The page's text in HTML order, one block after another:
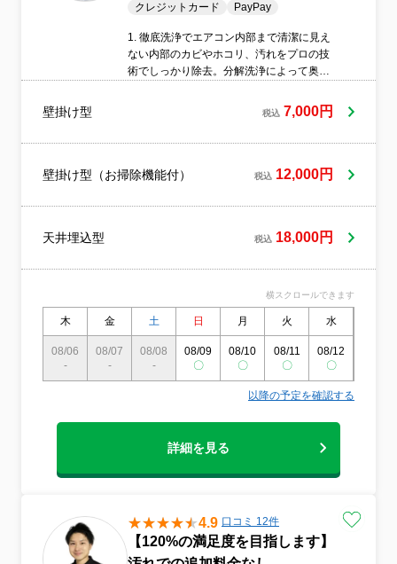
クレジットカード
PayPay
1. 徹底洗浄でエアコン内部まで清潔に見え
ない内部のカビやホコリ、汚れをプロの技
術でしっかり除去。分解洗浄によって奥ま
健康的な空気環境をサポートアレルギーや
喘息対策にも効果的。花粉やハウスダスト
れを取り除くことでエアコンの効率が向
消費を抑えることができます。4. 消臭・防
れやカビをしっかり除去。防カビ効果によ
時間作業＆明瞭な料金忙しい方でも安心の
スピーディー施工。分かりやすい料金設定
で、追加費用の心配もありません。6. プロ
による安心施工経験豊富なスタッフが丁寧
質な仕上がりをお届けします。7. エコ洗剤
エコ洗剤を使用。環境にもやさしいクリー
壁掛け型 税込 7,000円
壁掛け型（お掃除機能付） 税込 12,000円
天井埋込型 税込 18,000円
横スクロールできます
木 金 土 日 月 火 水
08/06
-
08/07
-
08/08
-
08/09
〇
08/10
〇
08/11
〇
08/12
〇
以降の予定を確認する
詳細を見る
4.9 口コミ 12件
【120%の満足度を目指します】